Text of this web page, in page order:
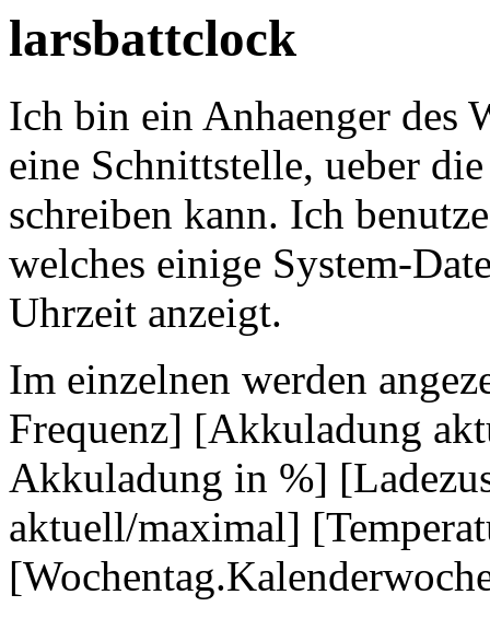
larsbattclock
Ich bin ein Anhaenger des
eine Schnittstelle, ueber
schreiben kann. Ich
welches einige System-
Uhrzeit anzeigt.
Im einzelnen werden
Frequenz] [Akkuladung
Akkuladung in %]
aktuell/maximal]